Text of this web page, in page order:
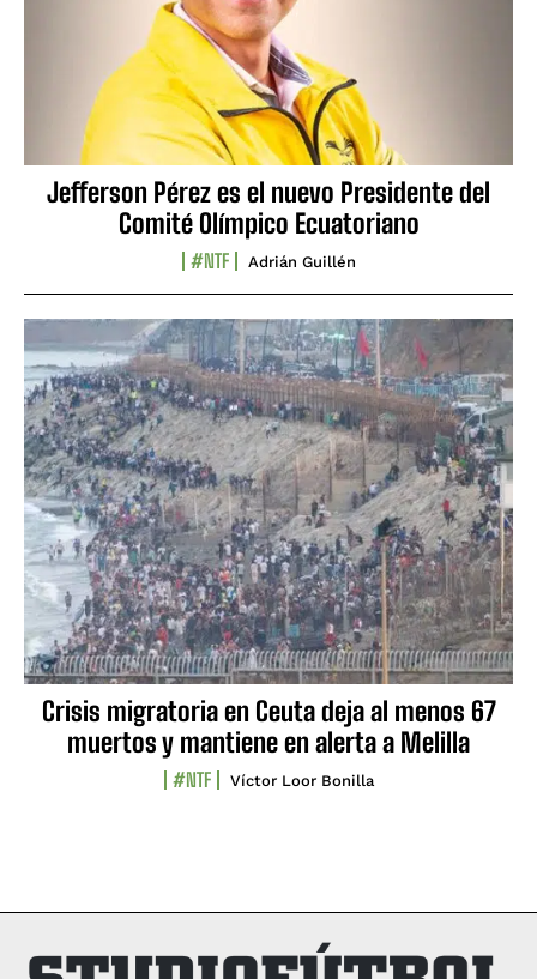
Jefferson Pérez es el nuevo Presidente del
Comité Olímpico Ecuatoriano
#NTF Adrián Guillén
Crisis migratoria en Ceuta deja al menos 67
muertos y mantiene en alerta a Melilla
#NTF Víctor Loor Bonilla